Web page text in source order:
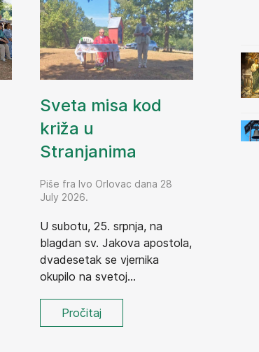
Sveta misa kod
križa u
Stranjanima
Piše fra Ivo Orlovac dana 28
July 2026.
U subotu, 25. srpnja, na
blagdan sv. Jakova apostola,
dvadesetak se vjernika
okupilo na svetoj...
Pročitaj